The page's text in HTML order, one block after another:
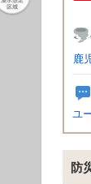
鹿
ユ
防